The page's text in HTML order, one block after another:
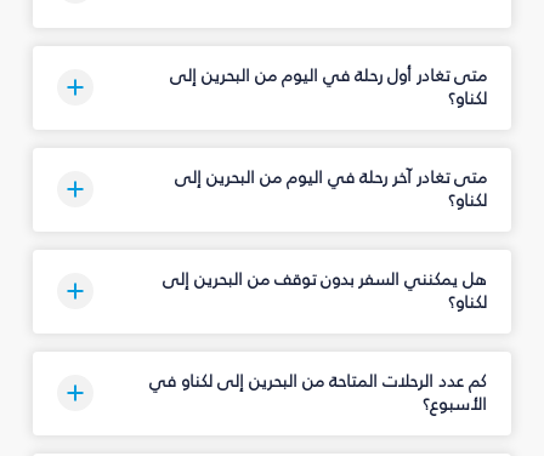
متى تغادر أول رحلة في اليوم من البحرين إلى
لكناو؟
متى تغادر آخر رحلة في اليوم من البحرين إلى
لكناو؟
هل يمكنني السفر بدون توقف من البحرين إلى
لكناو؟
كم عدد الرحلات المتاحة من البحرين إلى لكناو في
الأسبوع؟